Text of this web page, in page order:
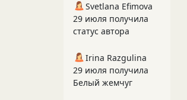
Svetlana Efimova
29 июля получила
статус автора
Irina Razgulina
29 июля получила
Белый жемчуг